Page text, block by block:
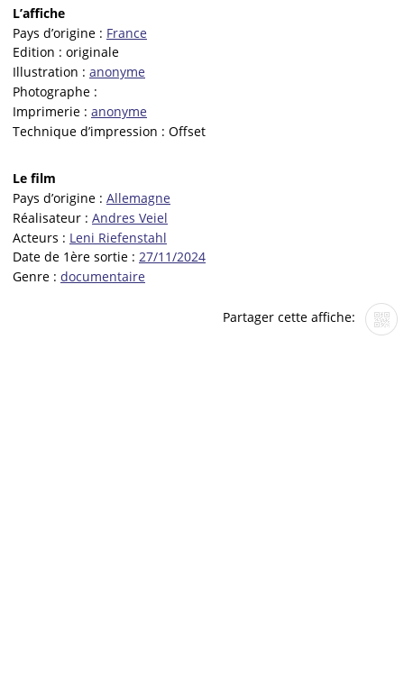
L’affiche
Pays d’origine : France
Edition : originale
Illustration : anonyme
Photographe :
Imprimerie : anonyme
Technique d’impression : Offset
Le film
Pays d’origine : Allemagne
Réalisateur : Andres Veiel
Acteurs : Leni Riefenstahl
Date de 1ère sortie : 27/11/2024
Genre : documentaire
Partager cette affiche: